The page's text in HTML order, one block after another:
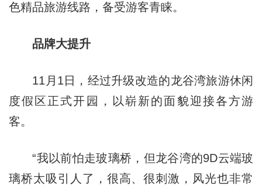
色精品旅游线路，备受游客青睐。
品牌大提升
11月1日，经过升级改造的龙谷湾旅游休闲
度假区正式开园，以崭新的面貌迎接各方游
客。
“我以前怕走玻璃桥，但龙谷湾的9D云端玻
璃桥太吸引人了，很高、很刺激，风光也非常